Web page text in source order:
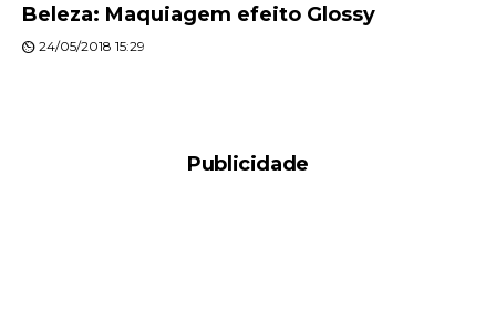
Beleza: Maquiagem efeito Glossy
24/05/2018 15:29
Publicidade